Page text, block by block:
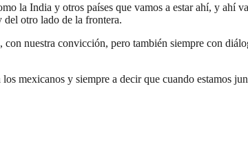
la India y otros países que vamos a estar ahí, y ahí
del otro lado de la frontera.
nuestra convicción, pero también siempre con
mexicanos y siempre a decir que cuando estamos